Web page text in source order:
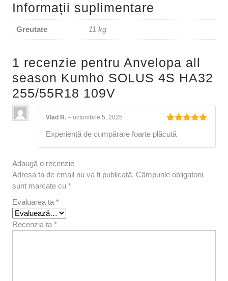
Informații suplimentare
Greutate 11 kg
1 recenzie pentru Anvelopa all
season Kumho SOLUS 4S HA32
255/55R18 109V
5din 5
Vlad R. – octombrie 5, 2025
Experiență de cumpărare foarte plăcută
Adaugă o recenzie
Adresa ta de email nu va fi publicată. Câmpurile obligatorii
sunt marcate cu *
Evaluarea ta *
Recenzia ta *